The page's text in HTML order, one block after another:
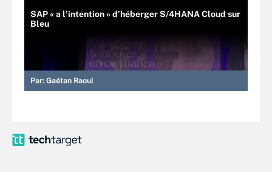
SAP « a l’intention » d’héberger S/4HANA Cloud sur
Bleu
Par: Gaétan Raoul